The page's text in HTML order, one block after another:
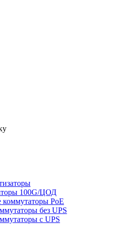
100G/ЦОД
PoE
без UPS
с UPS